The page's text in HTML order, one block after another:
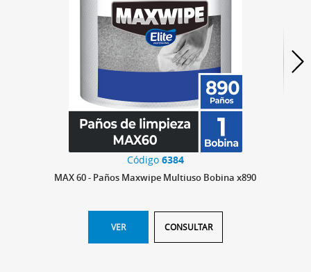
Código 6384
MAX 60 - Paños Maxwipe Multiuso Bobina x890
VER CONSULTAR